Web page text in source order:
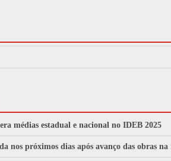
médias estadual e nacional no IDEB 2025
nos próximos dias após avanço das obras